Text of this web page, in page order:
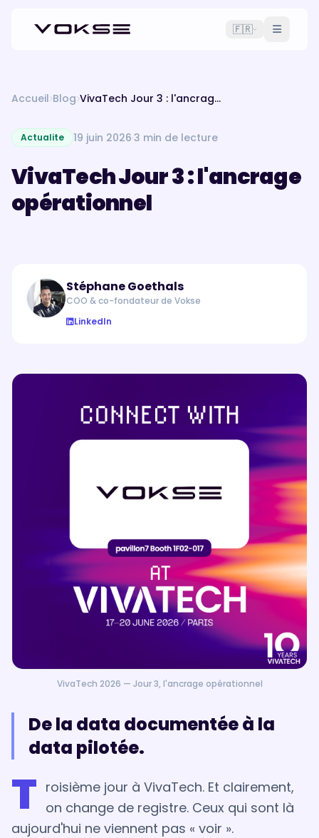
🇫🇷
Accueil Blog VivaTech Jour 3 : l'ancrage opérationnel
Actualite 19 juin 2026·3 min de lecture
VivaTech Jour 3 : l'ancrage
opérationnel
Stéphane Goethals
COO & co-fondateur de Vokse
LinkedIn
VivaTech 2026 — Jour 3, l'ancrage opérationnel
De la data documentée à la
data pilotée.
T roisième jour à VivaTech. Et clairement,
on change de registre. Ceux qui sont là
aujourd'hui ne viennent pas « voir ».